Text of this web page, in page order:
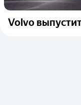
Volvo